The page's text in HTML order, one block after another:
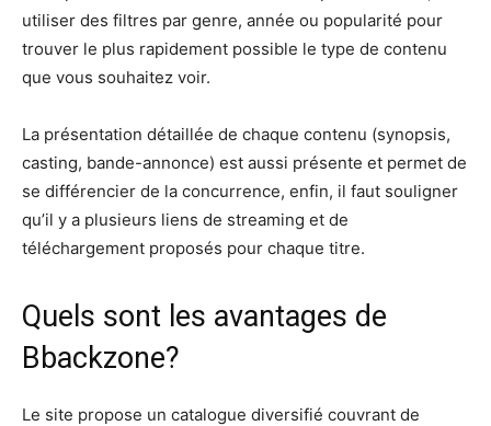
utiliser des filtres par genre, année ou popularité pour
trouver le plus rapidement possible le type de contenu
que vous souhaitez voir.
La présentation détaillée de chaque contenu (synopsis,
casting, bande-annonce) est aussi présente et permet de
se différencier de la concurrence, enfin, il faut souligner
qu’il y a plusieurs liens de streaming et de
téléchargement proposés pour chaque titre.
Quels sont les avantages de
Bbackzone?
Le site propose un catalogue diversifié couvrant de